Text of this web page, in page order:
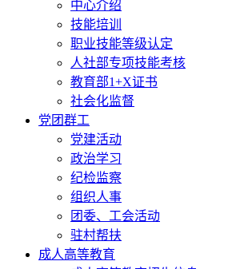
中心介绍
技能培训
职业技能等级认定
人社部专项技能考核
教育部1+X证书
社会化监督
党团群工
党建活动
政治学习
纪检监察
组织人事
团委、工会活动
驻村帮扶
成人高等教育